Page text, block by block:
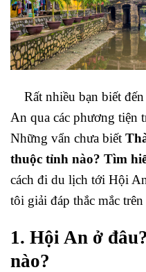
Rất nhiều bạn biết
An qua các phương tiện
Những vẩn chưa biết
thuộc tỉnh nào? Tìm
cách đi du lịch tới Hội
tôi giải đáp thắc mắc
1. Hội An ở
nào?